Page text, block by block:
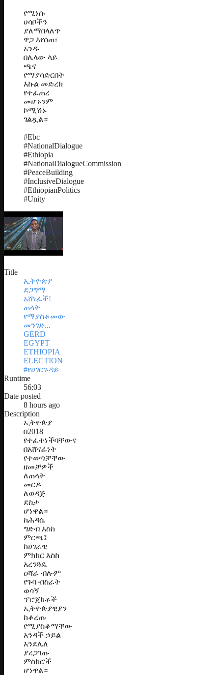
የሚነሱ
ሀሳቦችን
ያለማበላለጥ
ዋጋ እየሰጠ፣
አንዱ
በሌላው ላይ
ጫና
የማያሳድርበት
እኩል መድረክ
የተፈጠረ
መሆኑንም
ኮሚሽኑ
ገልጿል።
#Ebc
#NationalDialogue
#Ethiopia
#NationalDialogueCommission
#PeaceBuilding
#InclusiveDialogue
#EthiopianPolitics
#Unity
Title
ኢትዮጵያ
ደጋግማ
አሸነፈች!
ጠላት
የማያስቆመው
መንገድ...
GERD
EGYPT
ETHIOPIA
ELECTION
#የሀገርጉዳይ
Runtime
56:03
Date posted
8 hours ago
Description
ኢትዮጵያ
በ2018
የተፈተነችባቸውና
በአሸናፊነት
የተወጣቻቸው
ዘመቻዎች
ለጠላት
መርዶ
ለወዳጅ
ደስታ
ሆነዋል።
ከሕዳሴ
ግድብ እስከ
ምርጫ፤
ከሀገራዊ
ምክክር እስከ
አረንጓዴ
ዐሻራ ብሎም
የጉባ ብስራት
ወሳኝ
ፕሮጀክቶች
ኢትዮጵያዊያን
ከቆረጡ
የሚያስቆማቸው
አንዳች ኃይል
እንደሌለ
ያረጋገጡ
ምስክሮች
ሆነዋል።